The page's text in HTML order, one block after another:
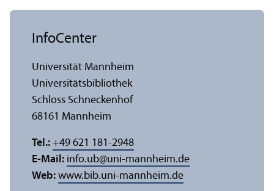
InfoCenter
Universität Mannheim
Universitäts­bibliothek
Schloss Schneckenhof
68161 Mannheim
Tel.: +49 621 181-2948
E-Mail: info.ub@uni-mannheim.de
Web: www.bib.uni-mannheim.de